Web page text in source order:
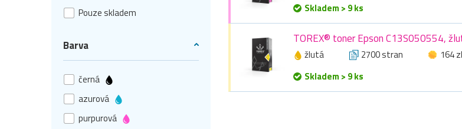
Pouze skladem
Barva
černá
azurová
purpurová
Skladem > 9 ks
TOREX® toner Epson C13S050554,
žlutá 2700 stran
164
Skladem > 9 ks